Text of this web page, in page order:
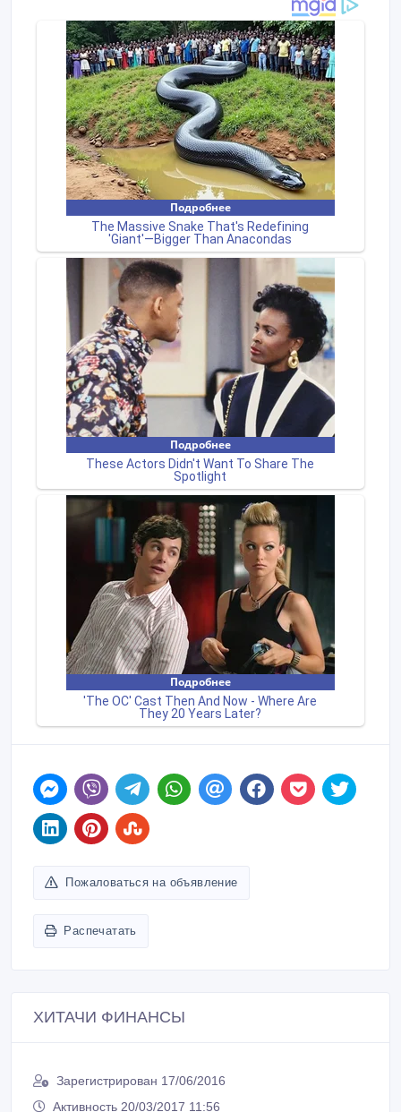
Пожаловаться на объявление
Распечатать
ХИТАЧИ ФИНАНСЫ
Зарегистрирован 17/06/2016
Активность 20/03/2017 11:56